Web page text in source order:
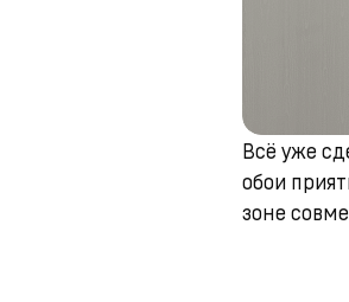
Всё уже
обои
зоне